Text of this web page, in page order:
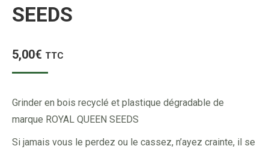
SEEDS
5,00€ TTC
Grinder en bois recyclé et plastique dégradable de
marque ROYAL QUEEN SEEDS
Si jamais vous le perdez ou le cassez, n’ayez crainte, il se